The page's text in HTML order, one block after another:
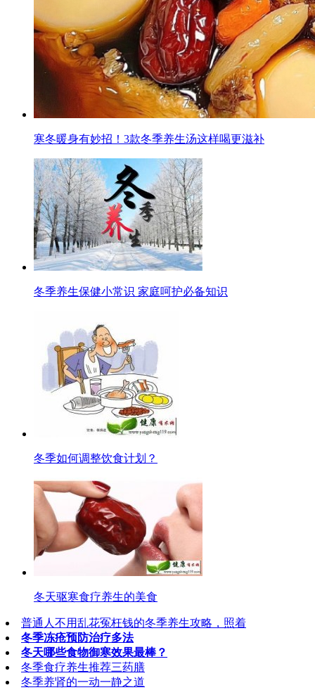
寒冬暖身有妙招！3款冬季养生汤这样喝更滋补
冬季养生保健小常识 家庭呵护必备知识
冬季如何调整饮食计划？
冬天驱寒食疗养生的美食
普通人不用乱花冤枉钱的冬季养生攻略，照着
冬季冻疮预防治疗多法
冬天哪些食物御寒效果最棒？
冬季食疗养生推荐三药膳
冬季养肾的一动一静之道